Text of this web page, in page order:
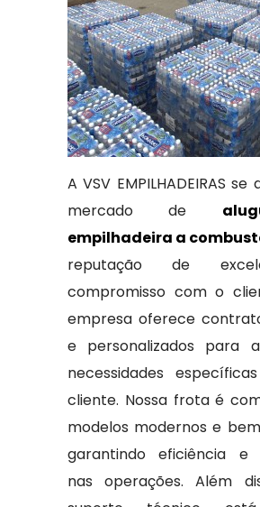
A VSV EMPILHADEIRAS
mercado de
empilhadeira a
reputação de
compromisso com o
empresa oferece
e personalizados para
necessidades
cliente. Nossa frota é
modelos modernos e
garantindo eficiência e
nas operações. Além